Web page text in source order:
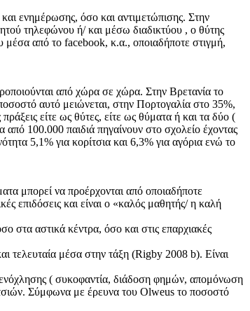
ενημέρωσης, όσο και αντιμετώπισης. Στην
τηλεφώνου ή/ και μέσω διαδικτύου , ο θύτης
από το facebook, κ.α., οποιαδήποτε στιγμή,
από χώρα σε χώρα. Στην Βρετανία το
αυτό μειώνεται, στην Πορτογαλία στο 35%,
είτε ως θύτες, είτε ως θύματα ή και τα δύο (
100.000 παιδιά πηγαίνουν στο σχολείο έχοντας
5,1% για κορίτσια και 6,3% για αγόρια ενώ το
μπορεί να προέρχονται από οποιαδήποτε
επιδόσεις και είναι ο «καλός μαθητής/ η καλή
στα αστικά κέντρα, όσο και στις επαρχιακές
τελευταία μέσα στην τάξη (Rigby 2008 b). Είναι
( συκοφαντία, διάδοση φημών, απομόνωση
Σύμφωνα με έρευνα του Olweus το ποσοστό